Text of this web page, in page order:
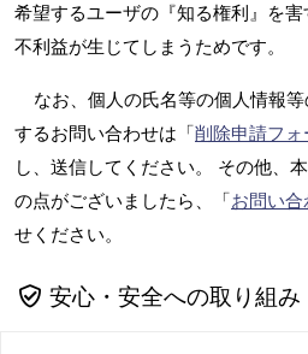
希望するユーザの『知る権利』を
不利益が生じてしまうためです。
なお、個人の氏名等の個人情報
するお問い合わせは「削除申請フォ
し、送信してください。 その他、
の点がございましたら、「お問い合
せください。
安心・安全への取り組み